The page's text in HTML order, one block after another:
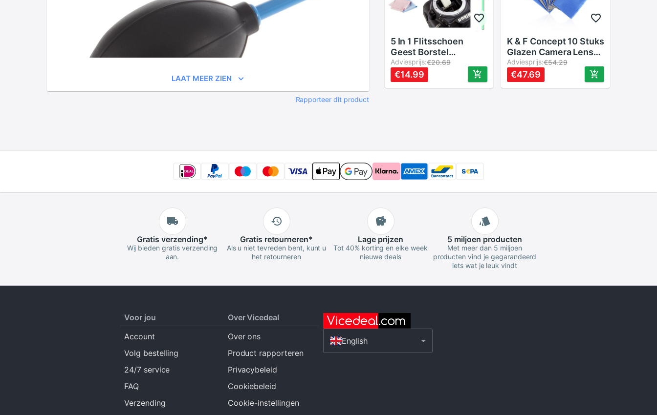
LAAT MEER ZIEN
Rapporteer dit product
5 In 1 Flitsschoen
Geest Borstel
Cleaning Kit Cleaning
Pen Camera Pen/Lens
Doek Cleaning Kit
Adviesprijs:€20.69
€14.99
K & F Concept 10 Stuks
Glazen Camera Lens
Microvezeldoek Filter
Lens Dv Lcd Telefoon
Screen Cleaner voor
Adviesprijs:€54.29
€47.69
Gratis verzending*
Wij bieden gratis verzending
aan.
Gratis retourneren*
Als u niet tevreden bent, kunt u
het retourneren
Lage prijzen
Tot 40% korting en elke week
nieuwe deals
5 miljoen producten
Met meer dan 5 miljoen
producten vind je gegarandeerd
iets wat je leuk vindt
Voor jou
Account
Volg bestelling
24/7 service
FAQ
Verzending
Over Vicedeal
Over ons
Product rapporteren
Privacybeleid
Cookiebeleid
Cookie-instellingen
English